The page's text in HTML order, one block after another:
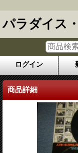
パラダイス
ログイン
商品詳細